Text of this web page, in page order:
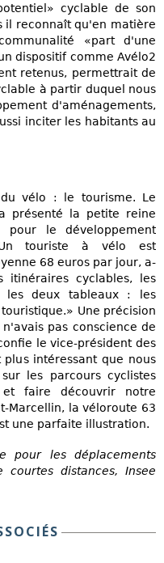
cyclable de son
il reconnaît qu'en matière
«part d'une
dispositif comme Avélo2
retenus, permettrait de
à partir duquel nous
d'aménagements,
inciter les habitants au
vélo : le tourisme. Le
présenté la petite reine
pour le développement
touriste à vélo est
68 euros par jour, a-
itinéraires cyclables, les
les deux tableaux : les
Une précision
pas conscience de
le vice-président des
plus intéressant que nous
les parcours cyclistes
faire découvrir notre
Marcellin, la véloroute 63
une parfaite illustration.
pour les déplacements
distances, Insee